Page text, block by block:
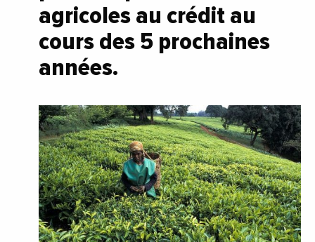
agricoles au crédit au
cours des 5 prochaines
années.